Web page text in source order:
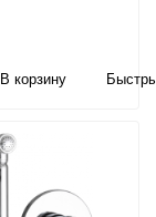
В корзину